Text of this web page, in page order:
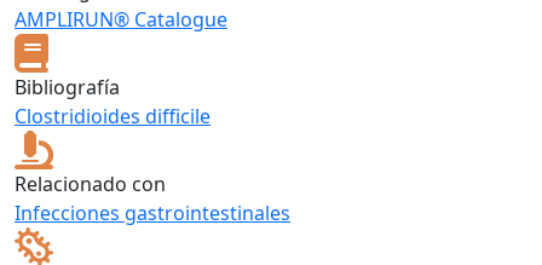
AMPLIRUN® Catalogue
Bibliografía
Clostridioides difficile
Relacionado con
Infecciones gastrointestinales